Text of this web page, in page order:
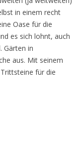
in einem recht
Oase für die
es sich lohnt, auch
Gärten in
aus. Mit seinem
für die